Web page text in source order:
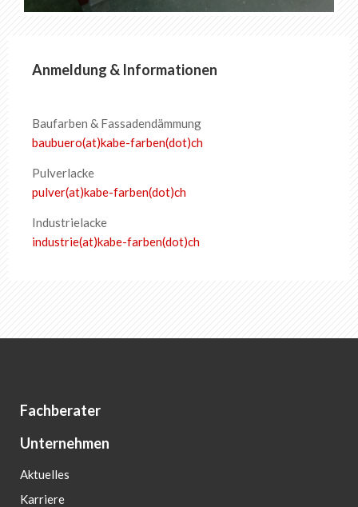
Anmeldung & Informationen
Baufarben & Fassadendämmung
baubuero(at)kabe-farben(dot)ch
Pulverlacke
pulver(at)kabe-farben(dot)ch
Industrielacke
industrie(at)kabe-farben(dot)ch
Fachberater
Unternehmen
Aktuelles
Karriere